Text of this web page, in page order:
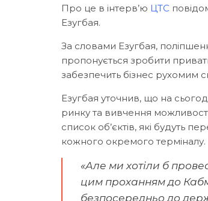
Про це в інтерв’ю ЦТС
Езугбая.
За словами Езугбая,
пропонується зробити
забезпечить бізнес рухомим
Езугбая уточнив, що на
ринку та вивчення
список об’єктів, які будуть
кожного окремого терміналу.
«Але ми хотіли б
цим проханням до
безпосередньо до